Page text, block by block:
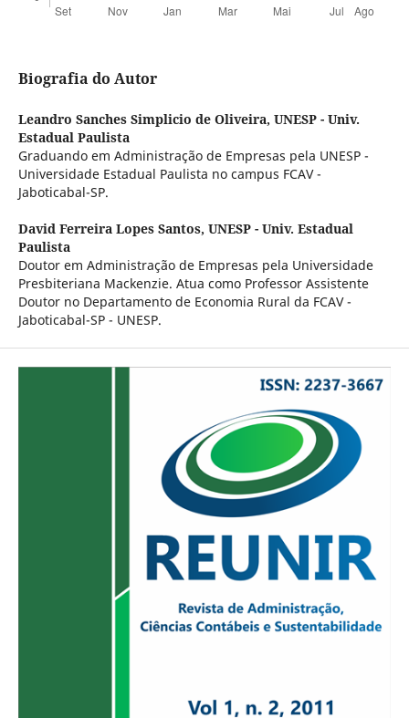
Biografia do Autor
Leandro Sanches Simplicio de Oliveira, UNESP - Univ.
Estadual Paulista
Graduando em Administração de Empresas pela UNESP -
Universidade Estadual Paulista no campus FCAV -
Jaboticabal-SP.
David Ferreira Lopes Santos, UNESP - Univ. Estadual
Paulista
Doutor em Administração de Empresas pela Universidade
Presbiteriana Mackenzie. Atua como Professor Assistente
Doutor no Departamento de Economia Rural da FCAV -
Jaboticabal-SP - UNESP.